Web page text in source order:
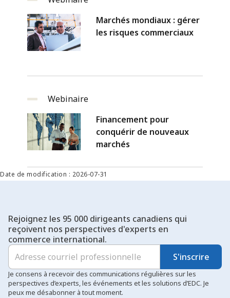
Marchés mondiaux : gérer
les risques commerciaux
Webinaire
Financement pour
conquérir de nouveaux
marchés
Date de modification : 2026-07-31
Rejoignez les 95 000 dirigeants canadiens qui
reçoivent nos perspectives d'experts en
commerce international.
S'inscrire
Je consens à recevoir des communications régulières sur les
perspectives d’experts, les événements et les solutions d’EDC. Je
peux me désabonner à tout moment.